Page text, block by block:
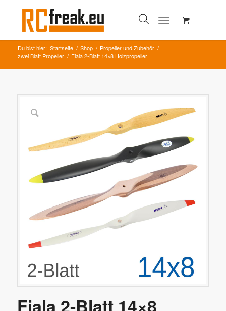
Du bist hier: Startseite / Shop / Propeller und Zubehör /
zwei Blatt Propeller / Fiala 2-Blatt 14×8 Holzpropeller
Fiala 2-Blatt 14×8